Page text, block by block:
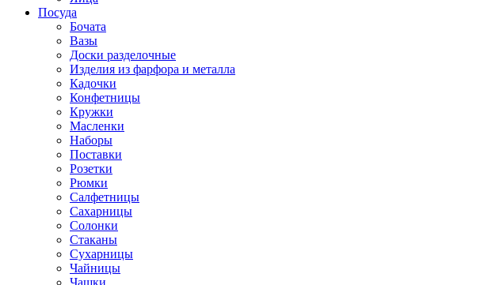
Посуда
Бочата
Вазы
Доски разделочные
Изделия из фарфора и металла
Кадочки
Конфетницы
Кружки
Масленки
Наборы
Поставки
Розетки
Рюмки
Салфетницы
Сахарницы
Солонки
Стаканы
Сухарницы
Чайницы
Чашки